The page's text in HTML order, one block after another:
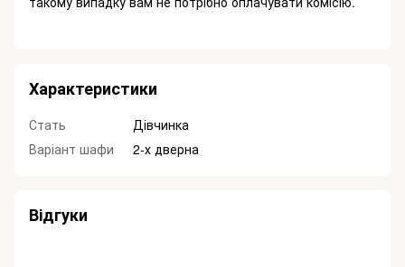
Характеристики
Стать
Дівчинка
Варіант шафи
2-х дверна
Відгуки